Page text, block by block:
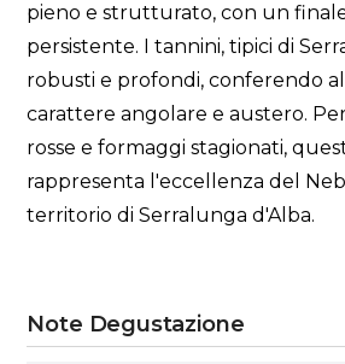
pieno e strutturato, con un
persistente. I tannini, tipici di
robusti e profondi, conferendo
carattere angolare e austero.
rosse e formaggi stagionati,
rappresenta l'eccellenza del
territorio di Serralunga d'Alba.
Note Degustazione